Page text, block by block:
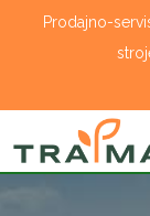
Prodajno-